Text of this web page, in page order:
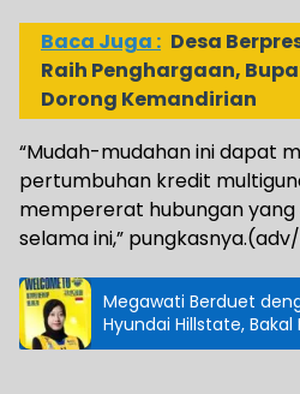
Baca Juga : Desa
Raih Penghargaan,
Dorong Kemandirian
“Mudah-mudahan ini dapat
pertumbuhan kredit
mempererat hubungan yang
selama ini,”
Megawati Berduet
Hyundai Hillstate,
Sahabatnya Bukilic